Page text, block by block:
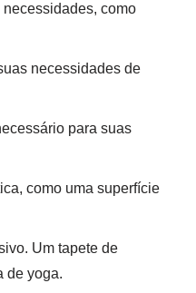
como
necessidades de
para suas
como uma superfície
Um tapete de
de yoga.